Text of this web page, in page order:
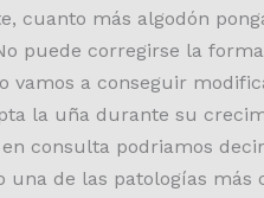
cuanto más algodón
puede corregirse la
vamos a conseguir
la uña durante su
consulta podriamos
de las patologías más